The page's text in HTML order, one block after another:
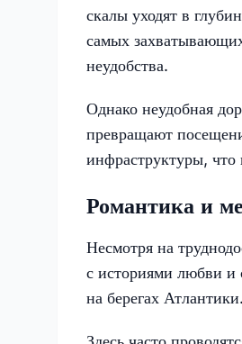
скалы уходят в
самых
неудобства.
Однако неудобная
превращают
инфраструктуры,
Романтика и
Несмотря на
с историями любви и
на берегах Атлантики.